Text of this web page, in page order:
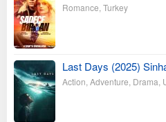
Romance Turkey
Last Days (2025)
Action Adventure Drama